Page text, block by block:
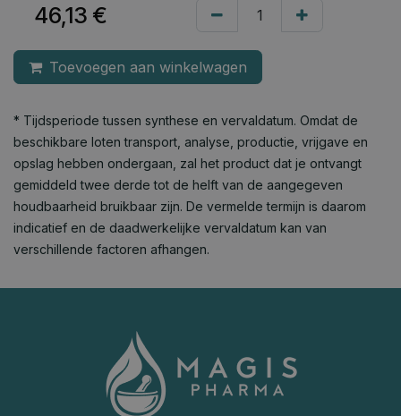
46,13 €
Toevoegen aan winkelwagen
* Tijdsperiode tussen synthese en vervaldatum. Omdat de
beschikbare loten transport, analyse, productie, vrijgave en
opslag hebben ondergaan, zal het product dat je ontvangt
gemiddeld twee derde tot de helft van de aangegeven
houdbaarheid bruikbaar zijn. De vermelde termijn is daarom
indicatief en de daadwerkelijke vervaldatum kan van
verschillende factoren afhangen.